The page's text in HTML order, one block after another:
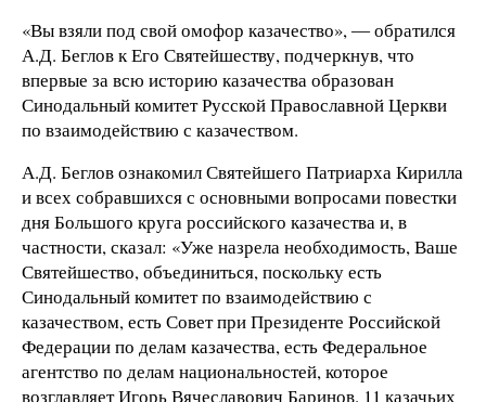
«Вы взяли под свой омофор казачество», ― обратился
А.Д. Беглов к Его Святейшеству, подчеркнув, что
впервые за всю историю казачества образован
Синодальный комитет Русской Православной Церкви
по взаимодействию с казачеством.
А.Д. Беглов ознакомил Святейшего Патриарха Кирилла
и всех собравшихся с основными вопросами повестки
дня Большого круга российского казачества и, в
частности, сказал: «Уже назрела необходимость, Ваше
Святейшество, объединиться, поскольку есть
Синодальный комитет по взаимодействию с
казачеством, есть Совет при Президенте Российской
Федерации по делам казачества, есть Федеральное
агентство по делам национальностей, которое
возглавляет Игорь Вячеславович Баринов. 11 казачьих